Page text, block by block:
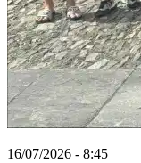
16/07/2026 - 8:45